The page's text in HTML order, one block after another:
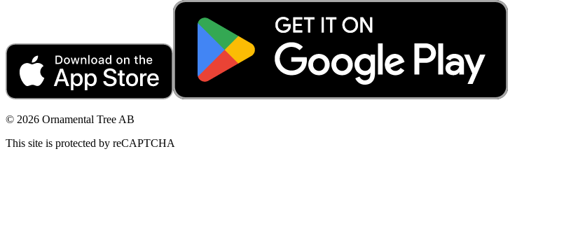
© 2026 Ornamental Tree AB
This site is protected by reCAPTCHA